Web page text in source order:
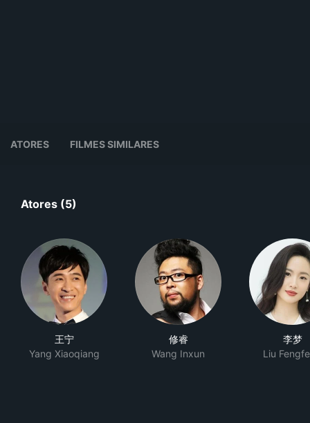
ATORES FILMES SIMILARES
Atores (5)
王宁
Yang Xiaoqiang
修睿
Wang Inxun
李梦
Liu